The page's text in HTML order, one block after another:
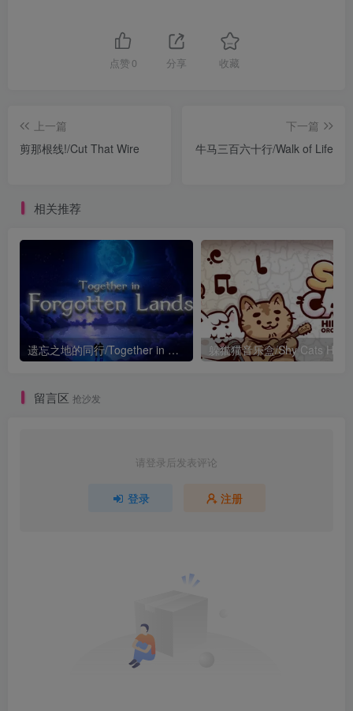
点赞 0 分享 收藏
上一篇
剪那根线!/Cut That Wire
下一篇
牛马三百六十行/Walk of Life
相关推荐
遗忘之地的同行/Together in Forgotten Lands
留言区 抢沙发
请登录后发表评论
登录 注册